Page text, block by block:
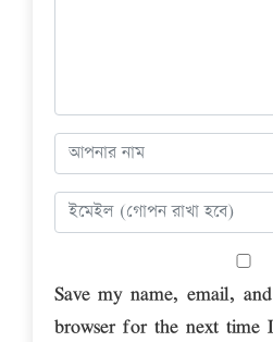
Save my name, email,
browser for the next time